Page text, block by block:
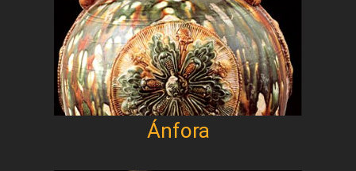
Ánfora